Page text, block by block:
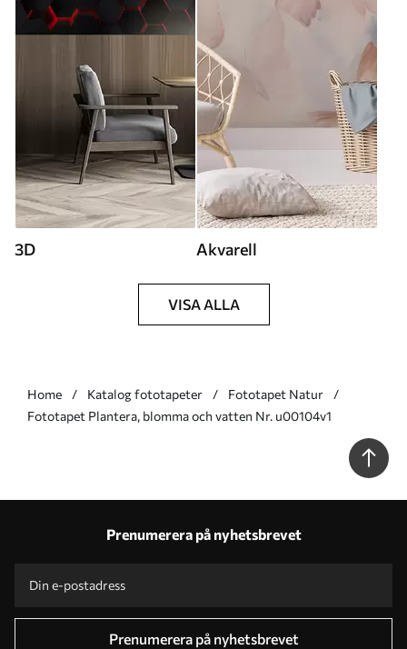
3D Akvarell
VISA ALLA
Home Katalog fototapeter
Fototapet Natur
Fototapet Plantera, blomma och vatten Nr. u00104v1
Prenumerera på nyhetsbrevet
Prenumerera på nyhetsbrevet